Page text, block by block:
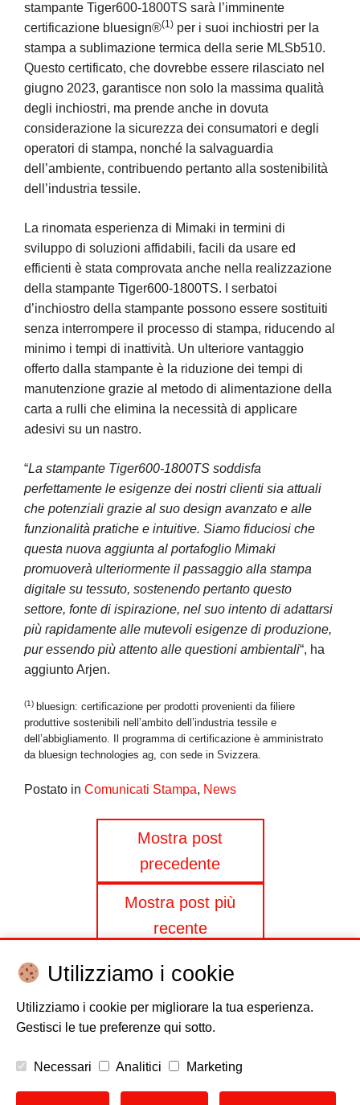
stampante Tiger600-1800TS sarà l’imminente
certificazione bluesign®(1) per i suoi inchiostri per la
stampa a sublimazione termica della serie MLSb510.
Questo certificato, che dovrebbe essere rilasciato nel
giugno 2023, garantisce non solo la massima qualità
degli inchiostri, ma prende anche in dovuta
considerazione la sicurezza dei consumatori e degli
operatori di stampa, nonché la salvaguardia
dell’ambiente, contribuendo pertanto alla sostenibilità
dell’industria tessile.
La rinomata esperienza di Mimaki in termini di
sviluppo di soluzioni affidabili, facili da usare ed
efficienti è stata comprovata anche nella realizzazione
della stampante Tiger600-1800TS. I serbatoi
d’inchiostro della stampante possono essere sostituiti
senza interrompere il processo di stampa, riducendo al
minimo i tempi di inattività. Un ulteriore vantaggio
offerto dalla stampante è la riduzione dei tempi di
manutenzione grazie al metodo di alimentazione della
carta a rulli che elimina la necessità di applicare
adesivi su un nastro.
“La stampante Tiger600-1800TS soddisfa
perfettamente le esigenze dei nostri clienti sia attuali
che potenziali grazie al suo design avanzato e alle
funzionalità pratiche e intuitive. Siamo fiduciosi che
questa nuova aggiunta al portafoglio Mimaki
promuoverà ulteriormente il passaggio alla stampa
digitale su tessuto, sostenendo pertanto questo
settore, fonte di ispirazione, nel suo intento di adattarsi
più rapidamente alle mutevoli esigenze di produzione,
pur essendo più attento alle questioni ambientali“, ha
aggiunto Arjen.
(1) bluesign: certificazione per prodotti provenienti da filiere
produttive sostenibili nell’ambito dell’industria tessile e
dell’abbigliamento. Il programma di certificazione è amministrato
da bluesign technologies ag, con sede in Svizzera.
Postato in Comunicati Stampa, News
NavigazioneMostra post
precedente
Mostra post più
recente
Disclaimer Cookie policy Privacy
Utilizziamo i cookie
Utilizziamo i cookie per migliorare la tua esperienza.
Gestisci le tue preferenze qui sotto.
Necessari Analitici Marketing